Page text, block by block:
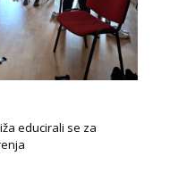
educirali se za